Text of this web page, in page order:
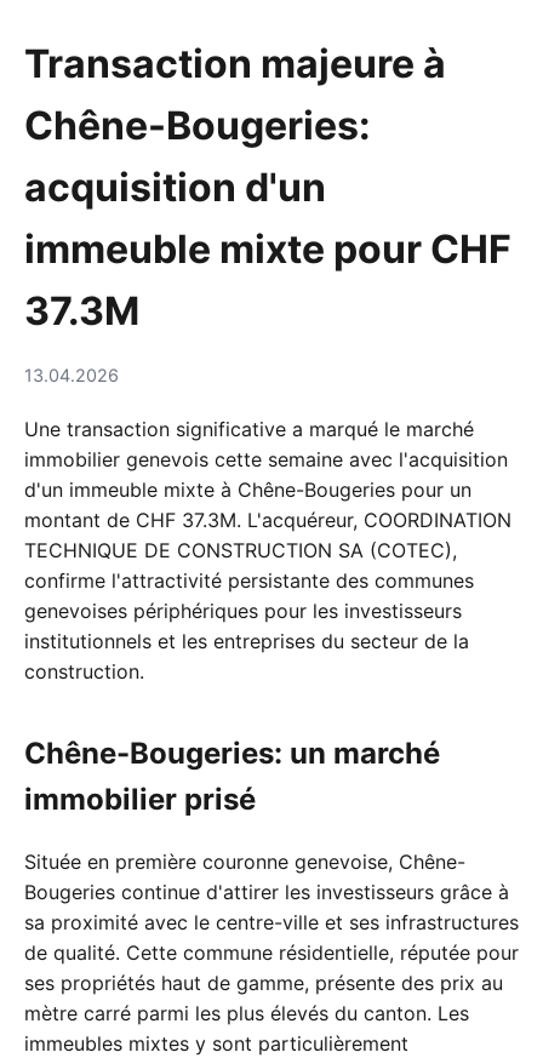
Transaction majeure à
Chêne-Bougeries:
acquisition d'un
immeuble mixte pour CHF
37.3M
13.04.2026
Une transaction significative a marqué le marché
immobilier genevois cette semaine avec l'acquisition
d'un immeuble mixte à Chêne-Bougeries pour un
montant de CHF 37.3M. L'acquéreur, COORDINATION
TECHNIQUE DE CONSTRUCTION SA (COTEC),
confirme l'attractivité persistante des communes
genevoises périphériques pour les investisseurs
institutionnels et les entreprises du secteur de la
construction.
Chêne-Bougeries: un marché
immobilier prisé
Située en première couronne genevoise, Chêne-
Bougeries continue d'attirer les investisseurs grâce à
sa proximité avec le centre-ville et ses infrastructures
de qualité. Cette commune résidentielle, réputée pour
ses propriétés haut de gamme, présente des prix au
mètre carré parmi les plus élevés du canton. Les
immeubles mixtes y sont particulièrement